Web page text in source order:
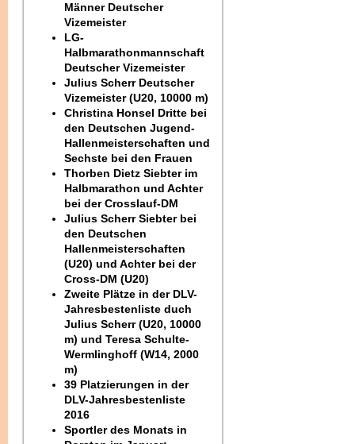
Männer Deutscher
Vizemeister
LG-
Halbmarathonmannschaft
Deutscher Vizemeister
Julius Scherr Deutscher
Vizemeister (U20, 10000 m)
Christina Honsel Dritte bei
den Deutschen Jugend-
Hallenmeisterschaften und
Sechste bei den Frauen
Thorben Dietz Siebter im
Halbmarathon und Achter
bei der Crosslauf-DM
Julius Scherr Siebter bei
den Deutschen
Hallenmeisterschaften
(U20) und Achter bei der
Cross-DM (U20)
Zweite Plätze in der DLV-
Jahresbestenliste duch
Julius Scherr (U20, 10000
m) und Teresa Schulte-
Wermlinghoff (W14, 2000
m)
39 Platzierungen in der
DLV-Jahresbestenliste
2016
Sportler des Monats in